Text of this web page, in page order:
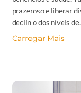
prazeroso e liberar
declínio dos níveis
Carregar Mais